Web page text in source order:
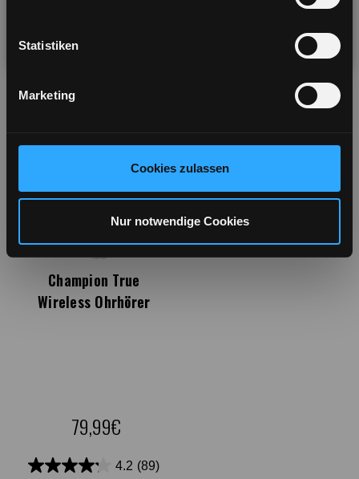
Statistiken
Marketing
Cookies zulassen
Nur notwendige Cookies
Champion True
Wireless Ohrhörer
79,99€
4.2 (89)